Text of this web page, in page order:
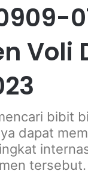
Voli
bibit
dapat
tersebut.